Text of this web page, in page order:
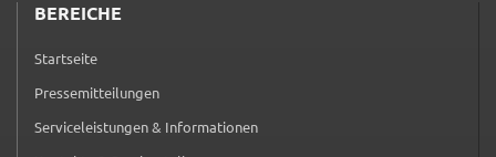
BEREICHE
Startseite
Pressemitteilungen
Serviceleistungen & Informationen
consent-google-maps
Anbieter: